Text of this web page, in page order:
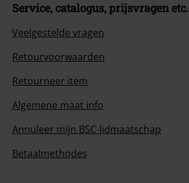
Service, catalogus, prijsvragen etc.
Veelgestelde vragen
Retourvoorwaarden
Retourneer item
Algemene maat info
Annuleer mijn BSC-lidmaatschap
Betaalmethodes